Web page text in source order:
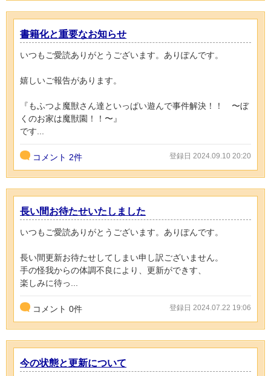
書籍化と重要なお知らせ
いつもご愛読ありがとうございます。ありぽんです。
嬉しいご報告があります。
『もふつよ魔獣さん達といっぱい遊んで事件解決！！ 〜ぼ
くのお家は魔獣園！！〜』
です...
コメント 2件 登録日 2024.09.10 20:20
長い間お待たせいたしました
いつもご愛読ありがとうございます。ありぽんです。
長い間更新お待たせしてしまい申し訳ございません。
手の怪我からの体調不良により、更新ができす、
楽しみに待っ...
コメント 0件 登録日 2024.07.22 19:06
今の状態と更新について